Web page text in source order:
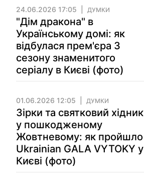
24.06.2026 17:05 ДУМКИ
"Дім дракона" в
Українському домі: як
відбулася прем'єра 3
сезону знаменитого
серіалу в Києві (фото)
01.06.2026 12:05 ДУМКИ
Зірки та святковий хідник
у пошкодженому
Жовтневому: як пройшло
Ukrainian GALA VYTOKY у
Києві (фото)